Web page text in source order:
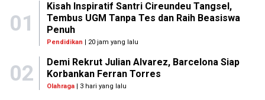
01
Kisah Inspiratif Santri Cireundeu Tangsel,
Tembus UGM Tanpa Tes dan Raih Beasiswa
Penuh
Pendidikan | 20 jam yang lalu
02
Demi Rekrut Julian Alvarez, Barcelona Siap
Korbankan Ferran Torres
Olahraga| 3 hari yang lalu